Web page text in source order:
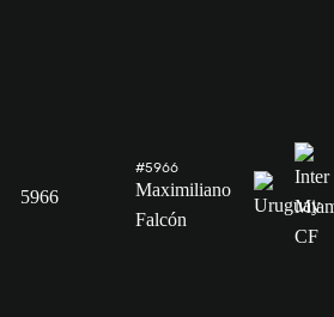
5966
#5966
Maximiliano
Falcón